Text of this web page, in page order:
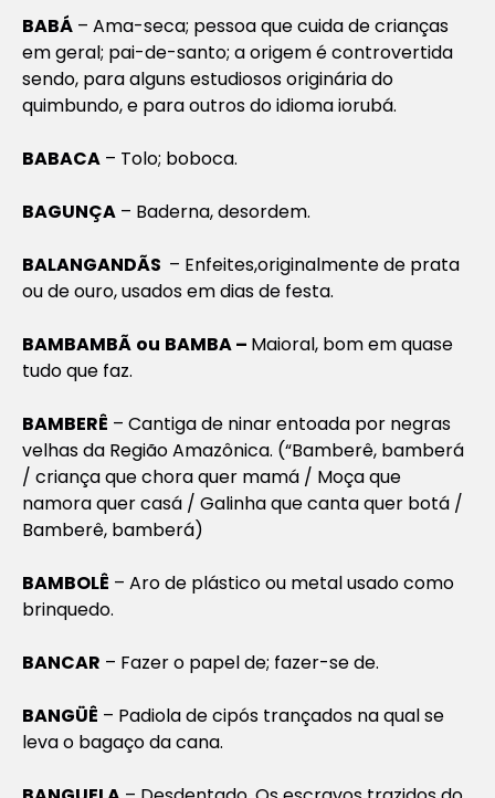
BABÁ – Ama-seca; pessoa que cuida de crianças
em geral; pai-de-santo; a origem é controvertida
sendo, para alguns estudiosos originária do
quimbundo, e para outros do idioma iorubá.
BABACA – Tolo; boboca.
BAGUNÇA – Baderna, desordem.
BALANGANDÃS – Enfeites,originalmente de prata
ou de ouro, usados em dias de festa.
BAMBAMBÃ ou BAMBA – Maioral, bom em quase
tudo que faz.
BAMBERÊ – Cantiga de ninar entoada por negras
velhas da Região Amazônica. (“Bamberê, bamberá
/ criança que chora quer mamá / Moça que
namora quer casá / Galinha que canta quer botá /
Bamberê, bamberá)
BAMBOLÊ – Aro de plástico ou metal usado como
brinquedo.
BANCAR – Fazer o papel de; fazer-se de.
BANGÜÊ – Padiola de cipós trançados na qual se
leva o bagaço da cana.